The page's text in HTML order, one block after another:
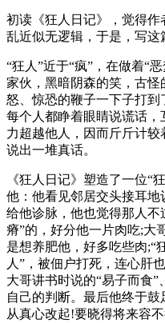
初读《狂人日记》，觉得
乱近似无逻辑，于是，写这
“狂人”近于“疯”，在做着“
家伙，黑暗阴森的笑，古怪
怒、惊恐的鞭子一下子打到
每个人都睁着眼睛说谎话
力超越他人，因而斤斤计较
说出一堆真话。
《狂人日记》塑造了一位“
他：他看见邻居交头接耳
给他诊脉，他也觉得那人
瘠”的，好分他一片肉吃;大
是想养肥他，好多吃些肉;“
人”，被佃户打死，连心肝
大哥讲书时说的“易子而食”
自己的判断。最后他终于鼓
从真心改起!要晓得将来容